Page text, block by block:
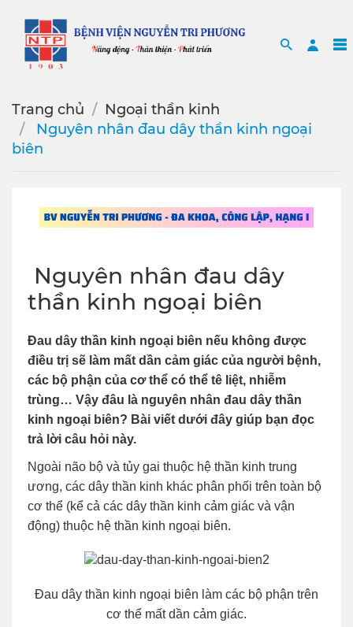
Search
Trang chủ
Ngoại thần kinh
️ Nguyên nhân đau dây thần kinh ngoại
biên
️ Nguyên nhân đau dây
thần kinh ngoại biên
Đau dây thần kinh ngoại biên nếu không được
điều trị sẽ làm mất dần cảm giác của người bệnh,
các bộ phận của cơ thể có thể tê liệt, nhiễm
trùng… Vậy đâu là nguyên nhân đau dây thần
kinh ngoại biên? Bài viết dưới đây giúp bạn đọc
trả lời câu hỏi này.
Ngoài não bộ và tủy gai thuộc hệ thần kinh trung
ương, các dây thần kinh khác phân phối trên toàn bộ
cơ thể (kể cả các dây thần kinh cảm giác và vận
động) thuộc hệ thần kinh ngoại biên.
Đau dây thần kinh ngoại biên làm các bộ phận trên
cơ thể mất dần cảm giác.